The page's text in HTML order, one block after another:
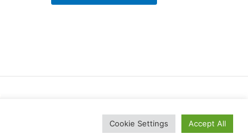
Cookie Settings Accept All